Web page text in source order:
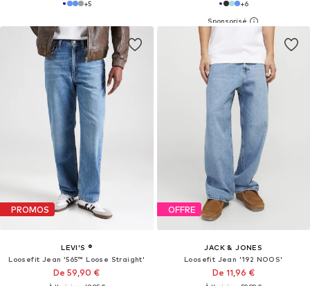
+5 +6
PROMOS
LEVI'S ®
Loosefit Jean '565™ Loose Straight'
De 59,90 €
OFFRE
JACK & JONES
Loosefit Jean '192 NOOS'
De 11,96 €